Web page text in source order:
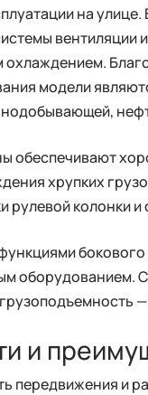
на
вентиляции
охлаждением.
модели
обеспечивают
хрупких
рулевой колонки
оборудованием.
—
и
передвижения и